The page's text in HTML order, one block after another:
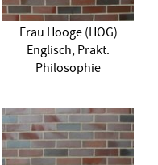
Frau Hooge (HOG)
Englisch, Prakt.
Philosophie